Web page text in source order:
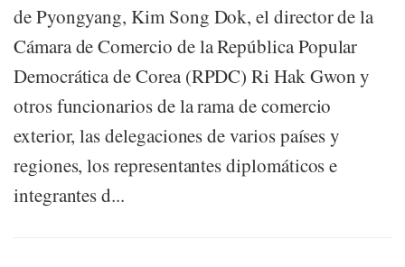
de Pyongyang, Kim Song Dok, el director de la
Cámara de Comercio de la República Popular
Democrática de Corea (RPDC) Ri Hak Gwon y
otros funcionarios de la rama de comercio
exterior, las delegaciones de varios países y
regiones, los representantes diplomáticos e
integrantes d...